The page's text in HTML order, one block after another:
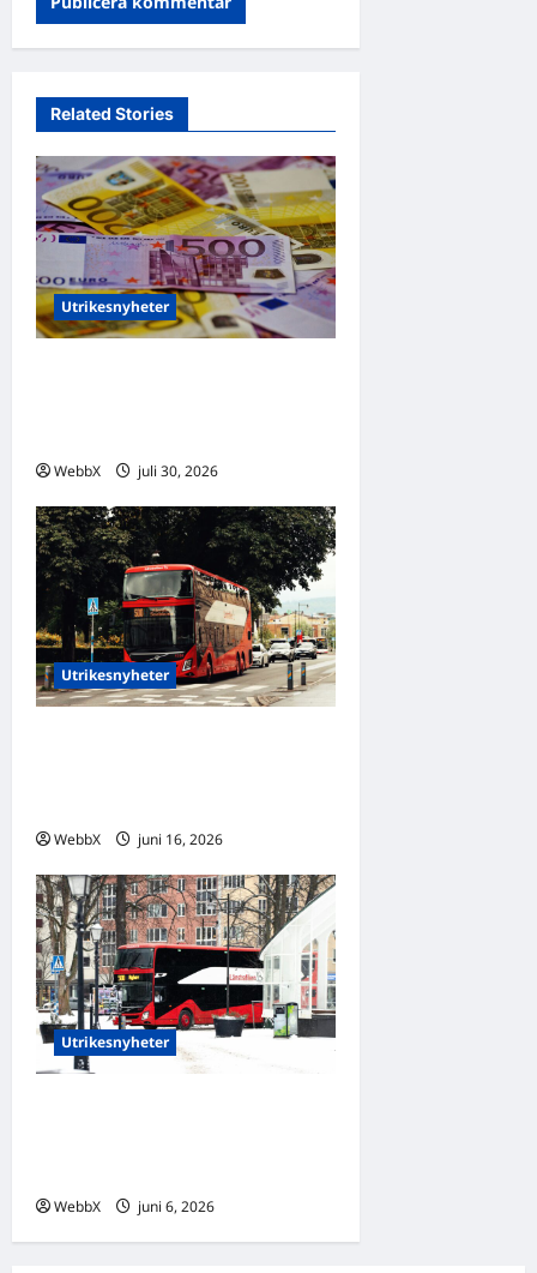
Related Stories
Utrikesnyheter
WebbX juli 30, 2026
Utrikesnyheter
WebbX juni 16, 2026
Utrikesnyheter
WebbX juni 6, 2026